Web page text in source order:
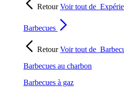
RetourVoir tout de
Barbecues
RetourVoir tout de
Barbecues au charbon
Barbecues à gaz